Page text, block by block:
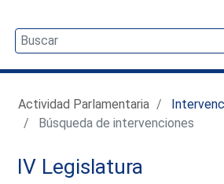
Actividad Parlamentaria
Búsqueda de intervenciones
IV Legislatura